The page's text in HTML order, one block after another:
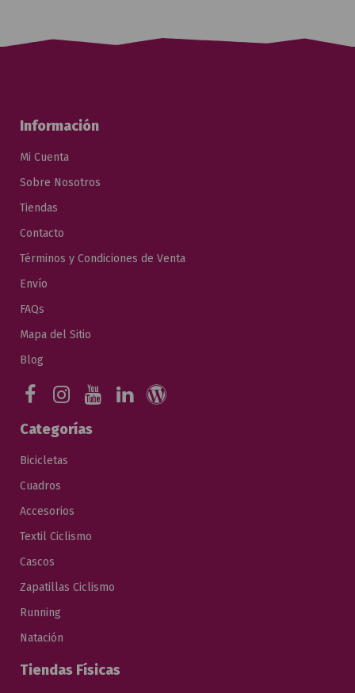
Información
Mi Cuenta
Sobre Nosotros
Tiendas
Contacto
Términos y Condiciones de Venta
Envío
FAQs
Mapa del Sitio
Blog
Categorías
Bicicletas
Cuadros
Accesorios
Textil Ciclismo
Cascos
Zapatillas Ciclismo
Running
Natación
Tiendas Físicas